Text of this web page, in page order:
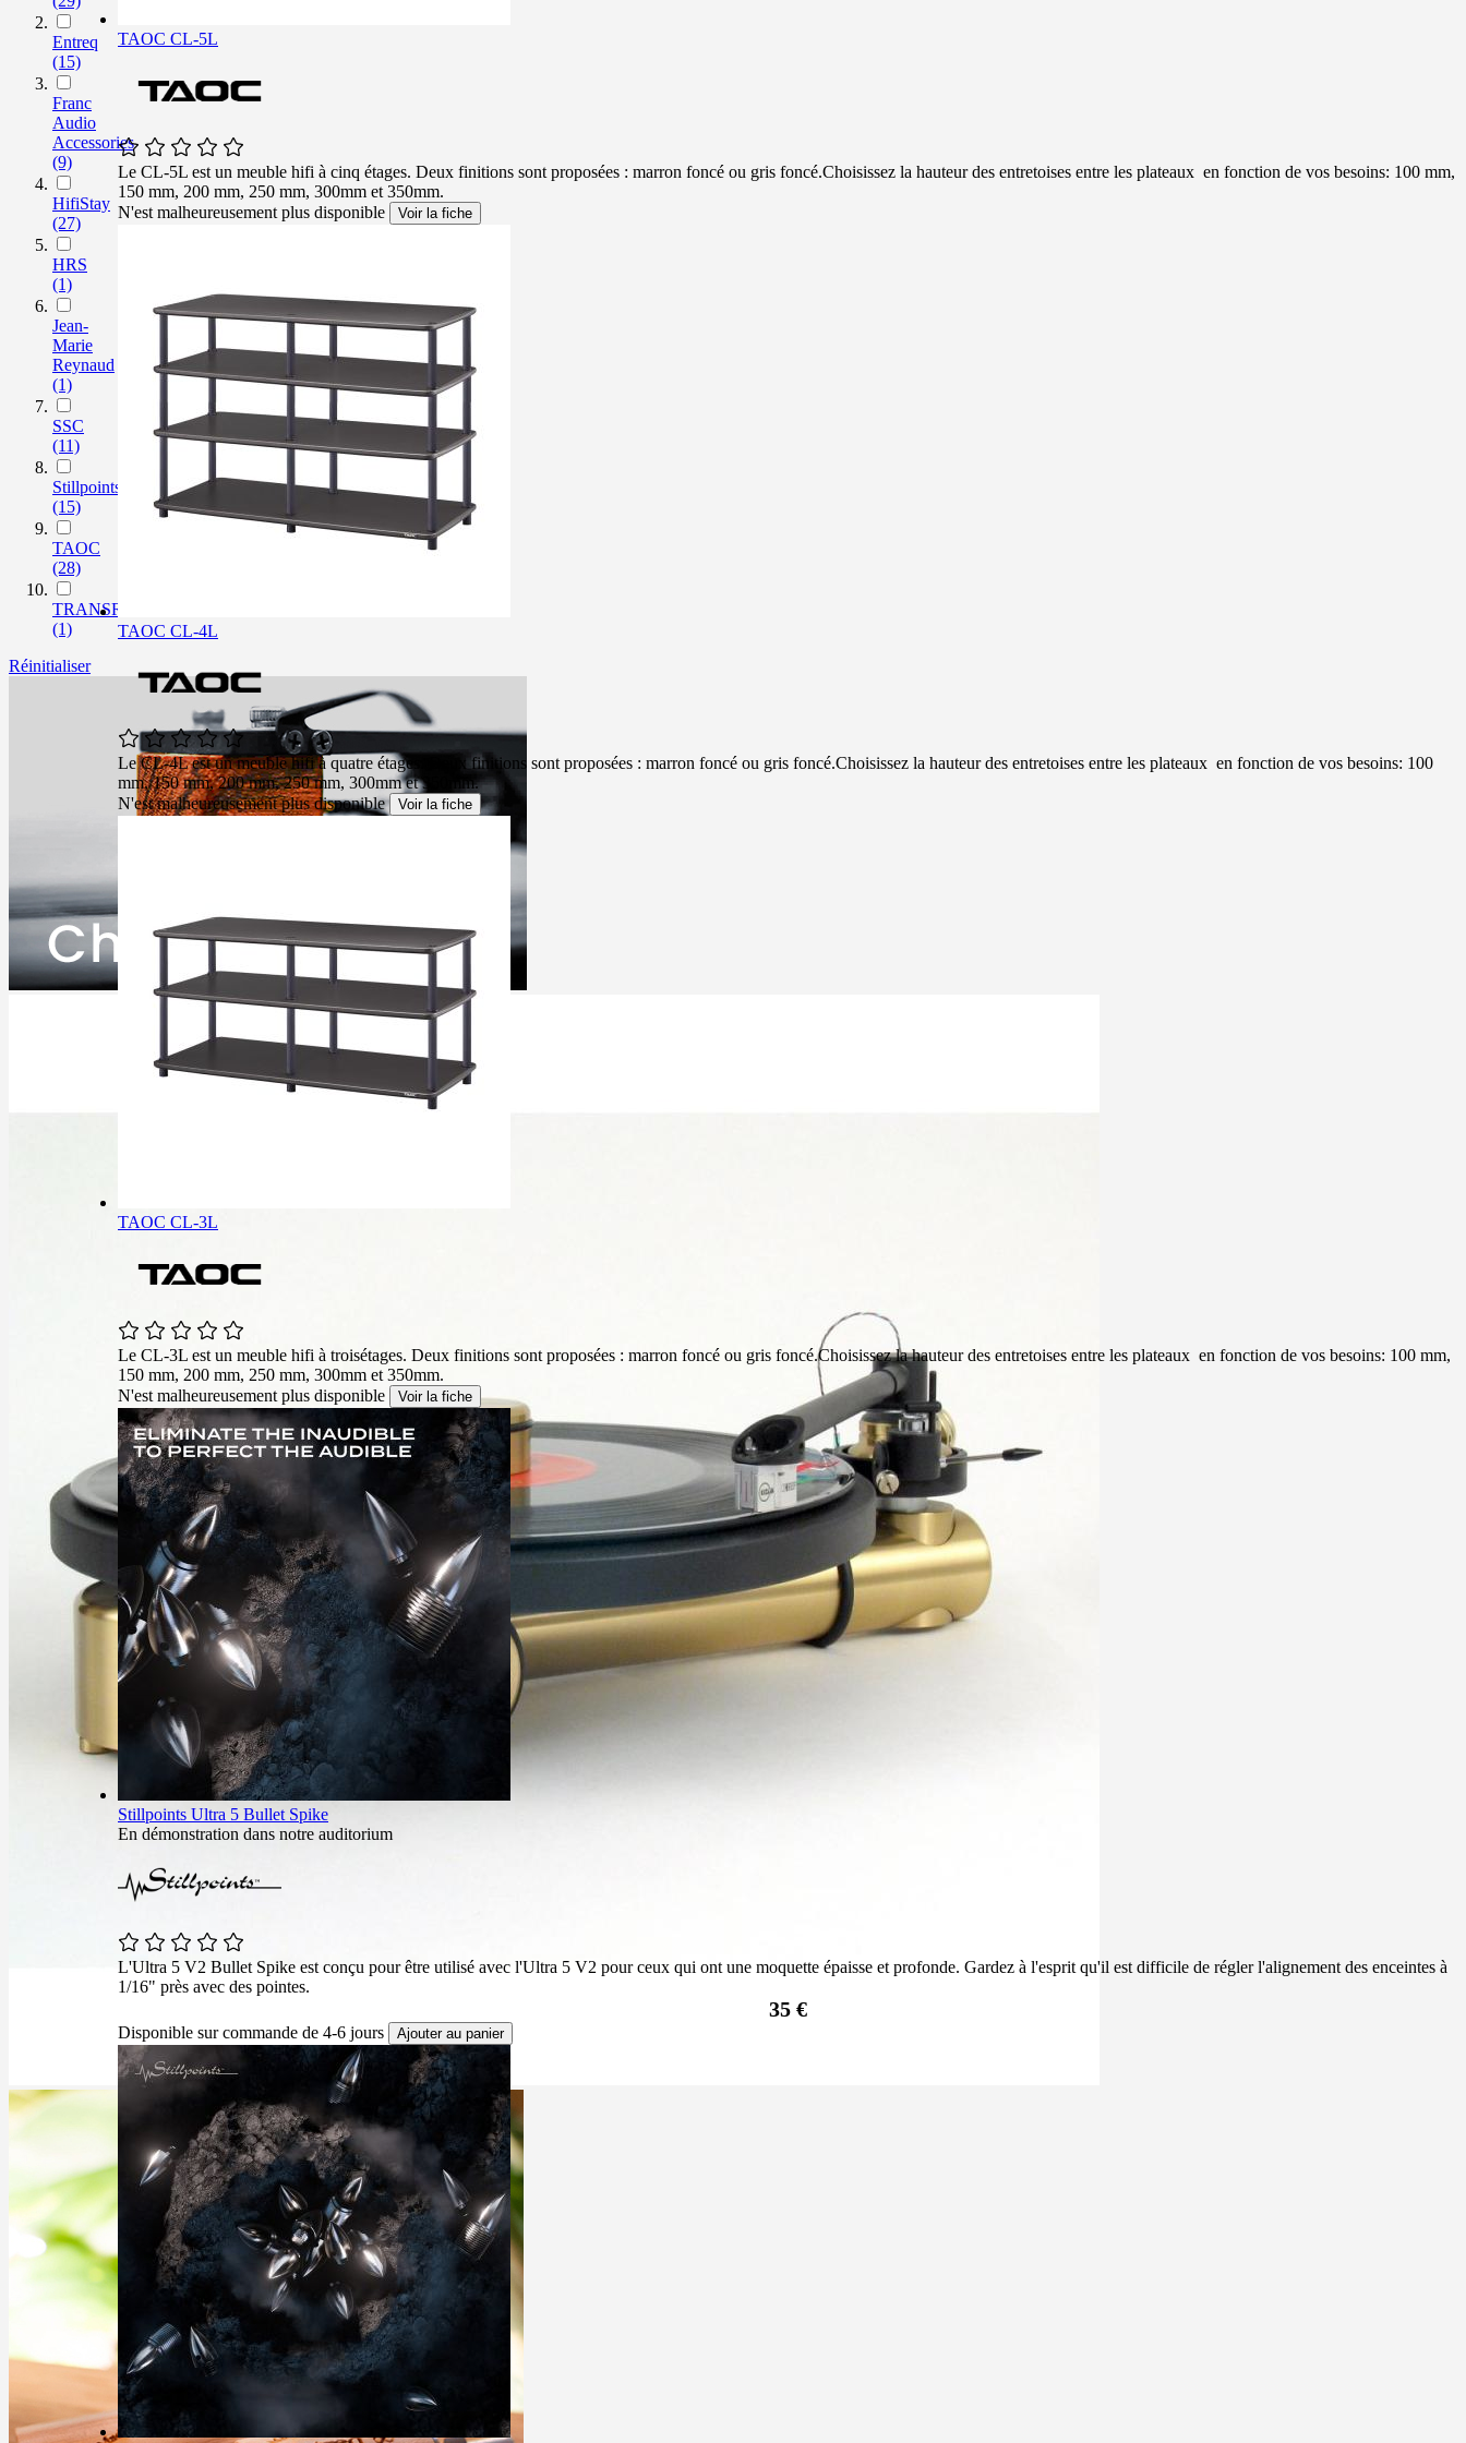
Entreq
(15)
Franc
Audio
Accessories
(9)
HifiStay
(27)
HRS
(1)
Jean-
Marie
Reynaud
(1)
SSC
(11)
Stillpoints
(15)
TAOC
(28)
TRANSROTOR
(1)
Réinitialiser
TAOC CL-5L
Le CL-5L est un meuble hifi à cinq étages. Deux finitions sont proposées : marron foncé ou gris foncé.Choisissez la hauteur des entretoises entre les plateaux en fonction de vos besoins: 100 mm,
150 mm, 200 mm, 250 mm, 300mm et 350mm.
N'est malheureusement plus disponible
Voir la fiche
TAOC CL-4L
Le CL-4L est un meuble hifi à quatre étages. Deux finitions sont proposées : marron foncé ou gris foncé.Choisissez la hauteur des entretoises entre les plateaux en fonction de vos besoins: 100
mm, 150 mm, 200 mm, 250 mm, 300mm et 350mm.
N'est malheureusement plus disponible Voir la fiche
TAOC CL-3L
Le CL-3L est un meuble hifi à troisétages. Deux finitions sont proposées : marron foncé ou gris foncé.Choisissez la hauteur des entretoises entre les plateaux en fonction de vos besoins: 100 mm,
150 mm, 200 mm, 250 mm, 300mm et 350mm.
N'est malheureusement plus disponible
Voir la fiche
Stillpoints Ultra 5 Bullet Spike
En démonstration dans notre auditorium
L'Ultra 5 V2 Bullet Spike est conçu pour être utilisé avec l'Ultra 5 V2 pour ceux qui ont une moquette épaisse et profonde. Gardez à l'esprit qu'il est difficile de régler l'alignement des enceintes à
1/16" près avec des pointes.
35 €
Disponible sur commande de 4-6 jours Ajouter au panier